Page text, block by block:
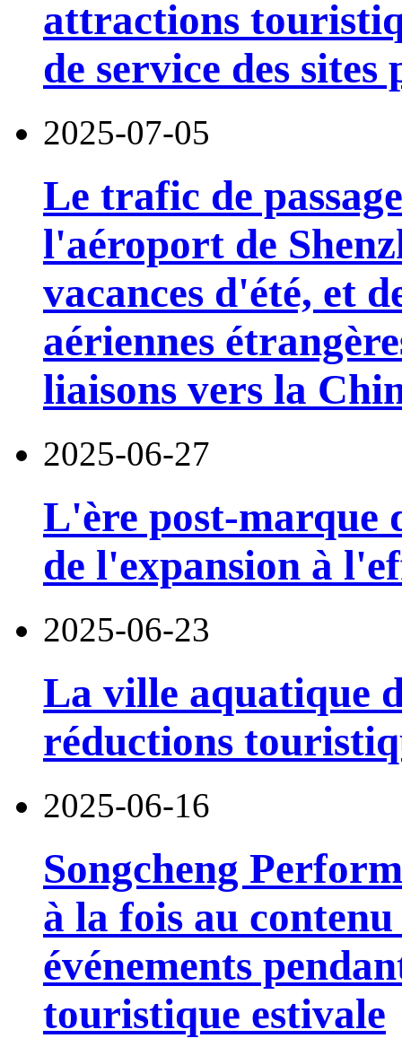
attractions
de service des sites
2025-07-05
Le trafic de
l'aéroport de
vacances d'été, et
aériennes
liaisons vers la
2025-06-27
L'ère post-marque
de l'expansion à
2025-06-23
La ville aquatique
réductions
2025-06-16
Songcheng
à la fois au
événements
touristique estivale